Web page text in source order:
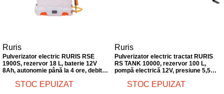
Ruris
Pulverizator electric RURIS RSE
1900S, rezervor 18 L, baterie 12V
8Ah, autonomie până la 4 ore, debit
lance telescopică metalică, display
STOC EPUIZAT
Ruris
Pulverizator electric tractat RURIS
RS TANK 10000, rezervor 100 L,
pompă electrică 12V, presiune 5,5
metalică, 4 duze de pulverizare
STOC EPUIZAT